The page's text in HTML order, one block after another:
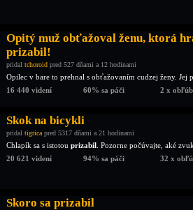
Opitý muž obťažoval ženu, ktorá
prizabil!
pridal tchoroid pred 527 dňami a 12 hodinami
Opilec v bare to prehnal s obťažovaním cudzej ženy. Jej
16 440 videní
60% sa páči 2 x
Skok na bicykli
pridal tigrica pred 5317 dňami a 21 hodinami
Chlapík sa s istotou prizabil . Pozorne počúvajte, aké
20 621 videní
94% sa páči 32 x
Skoro sa prizabil